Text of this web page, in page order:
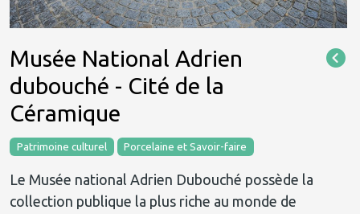
Musée National Adrien
dubouché - Cité de la
Céramique
Patrimoine culturel Porcelaine et Savoir-faire
Le Musée national Adrien Dubouché possède la
collection publique la plus riche au monde de